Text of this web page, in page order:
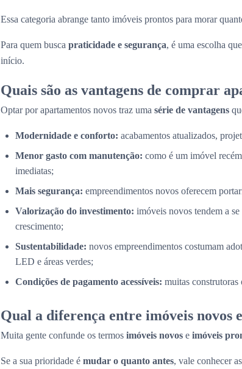
Essa categoria abrange tanto imóveis prontos para morar
Para quem busca praticidade e segurança, é uma escolha
início.
Quais são as vantagens de comprar
Optar por apartamentos novos traz uma série de vantagens
Modernidade e conforto: acabamentos atualizados,
Menor gasto com manutenção: como é um imóvel
imediatas;
Mais segurança: empreendimentos novos oferecem
Valorização do investimento: imóveis novos tendem a
crescimento;
Sustentabilidade: novos empreendimentos costumam
LED e áreas verdes;
Condições de pagamento acessíveis: muitas
Qual a diferença entre imóveis novos
Muita gente confunde os termos imóveis novos e imóveis
Se a sua prioridade é mudar o quanto antes, vale conhecer